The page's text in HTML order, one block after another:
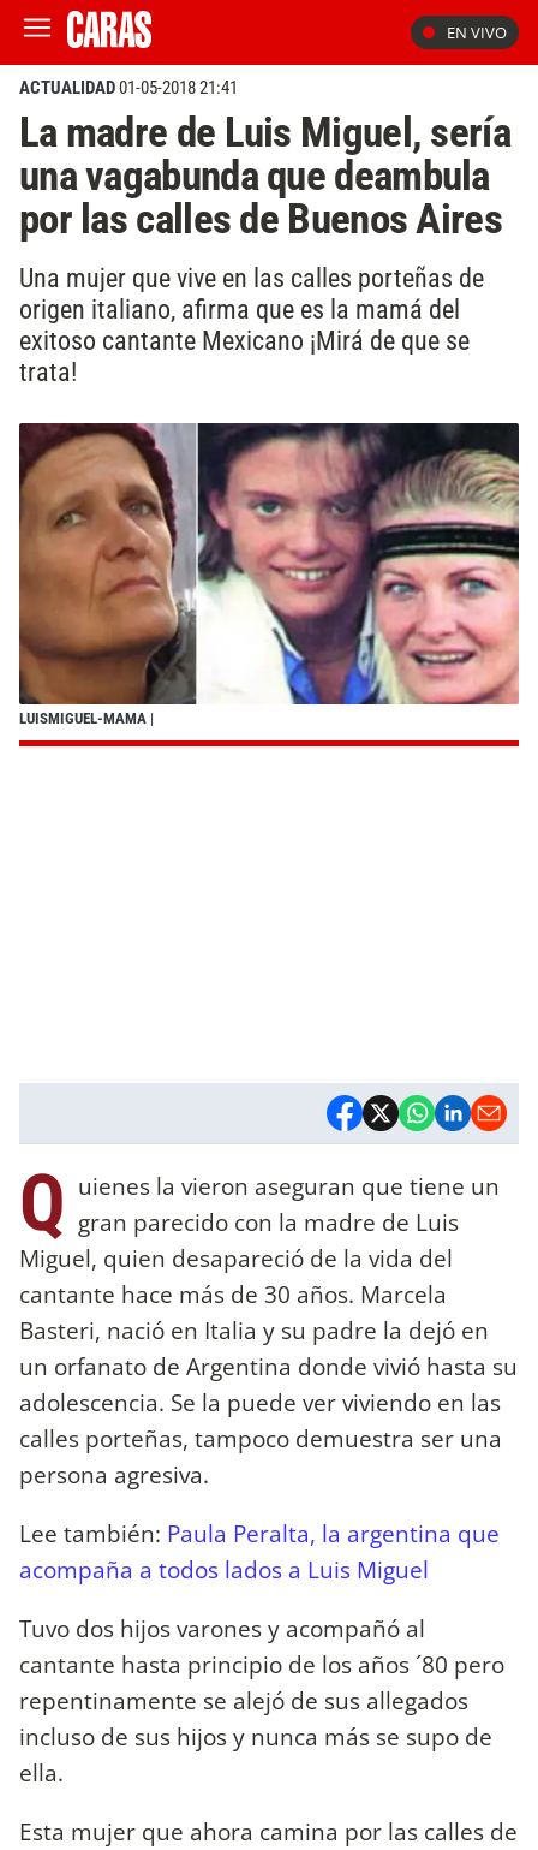
EN VIVO
ACTUALIDAD01-05-2018 21:41
La madre de Luis Miguel, sería
una vagabunda que deambula
por las calles de Buenos Aires
Una mujer que vive en las calles porteñas de
origen italiano, afirma que es la mamá del
exitoso cantante Mexicano ¡Mirá de que se
trata!
LUISMIGUEL-MAMA |
Q uienes la vieron aseguran que tiene un
gran parecido con la madre de Luis
Miguel, quien desapareció de la vida del
cantante hace más de 30 años. Marcela
Basteri, nació en Italia y su padre la dejó en
un orfanato de Argentina donde vivió hasta su
adolescencia. Se la puede ver viviendo en las
calles porteñas, tampoco demuestra ser una
persona agresiva.
Lee también: Paula Peralta, la argentina que
acompaña a todos lados a Luis Miguel
Tuvo dos hijos varones y acompañó al
cantante hasta principio de los años ´80 pero
repentinamente se alejó de sus allegados
incluso de sus hijos y nunca más se supo de
ella.
Esta mujer que ahora camina por las calles de